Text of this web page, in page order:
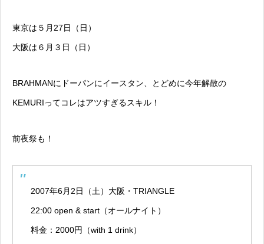
東京は５月27日（日）
大阪は６月３日（日）
BRAHMANにドーパンにイースタン、とどめに今年解散の
KEMURIってコレはアツすぎるスキル！
前夜祭も！
2007年6月2日（土）大阪・TRIANGLE
22:00 open & start（オールナイト）
料金：2000円（with 1 drink）